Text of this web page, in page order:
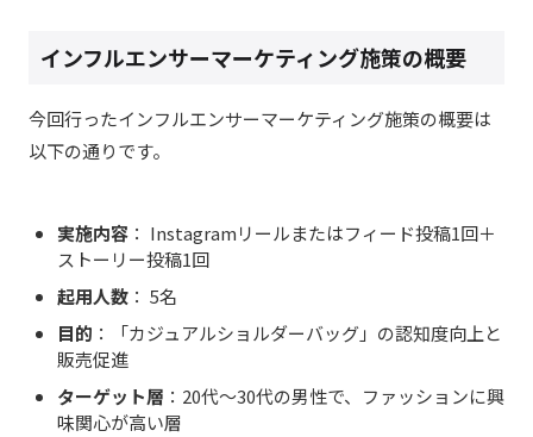
インフルエンサーマーケティング施策の概要
今回行ったインフルエンサーマーケティング施策の概要は
以下の通りです。
実施内容 ： Instagramリールまたはフィード投稿1回＋
ストーリー投稿1回
起用人数 ： 5名
目的 ：「カジュアルショルダーバッグ」の認知度向上と
販売促進
ターゲット層 ：20代〜30代の男性で、​ファッションに興
味関心が高い層